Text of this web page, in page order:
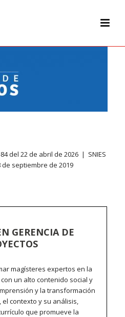
del 22 de abril de 2026 | SNIES
de septiembre de 2019
GERENCIA DE
magísteres expertos en la
un alto contenido social y
y la transformación
contexto y su análisis,
que promueve la